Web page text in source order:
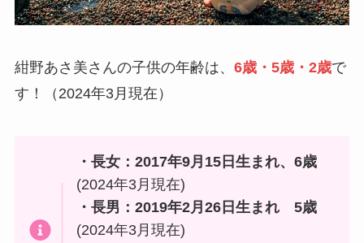
紺野あさ美さんの子供の年齢は、 6歳・5歳・2歳で
す！（2024年3月現在）
・長女：2017年9月15日生まれ、6歳
(2024年3月現在)
・長男：2019年2月26日生まれ 5歳
(2024年3月現在)